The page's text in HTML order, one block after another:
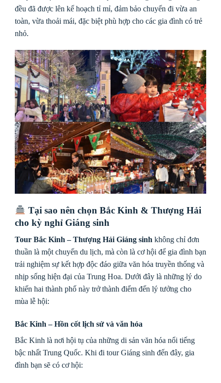
đều đã được lên kế hoạch tỉ mỉ, đảm bảo chuyến đi vừa an
toàn, vừa thoải mái, đặc biệt phù hợp cho các gia đình có trẻ
nhỏ.
Tại sao nên chọn Bắc Kinh & Thượng Hải
cho kỳ nghỉ Giáng sinh
Tour Bắc Kinh – Thượng Hải Giáng sinh không chỉ đơn
thuần là một chuyến du lịch, mà còn là cơ hội để gia đình bạn
trải nghiệm sự kết hợp độc đáo giữa văn hóa truyền thống và
nhịp sống hiện đại của Trung Hoa. Dưới đây là những lý do
khiến hai thành phố này trở thành điểm đến lý tưởng cho
mùa lễ hội:
Bắc Kinh – Hồn cốt lịch sử và văn hóa
Bắc Kinh là nơi hội tụ của những di sản văn hóa nổi tiếng
bậc nhất Trung Quốc. Khi đi tour Giáng sinh đến đây, gia
đình bạn sẽ có cơ hội: